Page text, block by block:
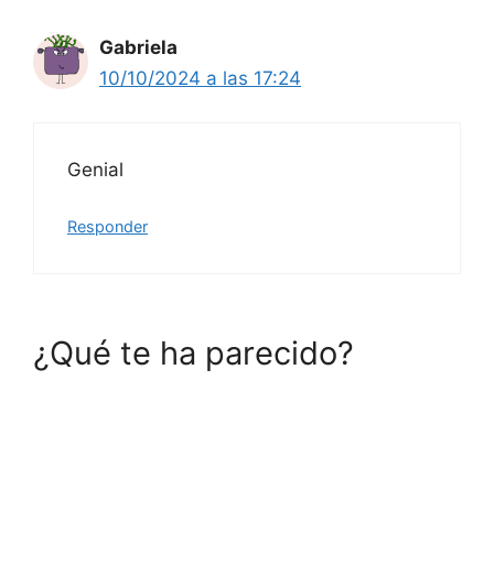
Gabriela
10/10/2024 a las 17:24
Genial
Responder
¿Qué te ha parecido?